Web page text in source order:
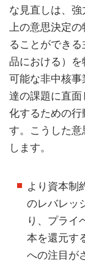
な見直しは、
上の意思決定
ることができ
品における）
可能な非中核
達の課題に直
化するための行
す。こうした
します。
より資本制
のレバレッ
り、プライ
本を還元す
への注目が